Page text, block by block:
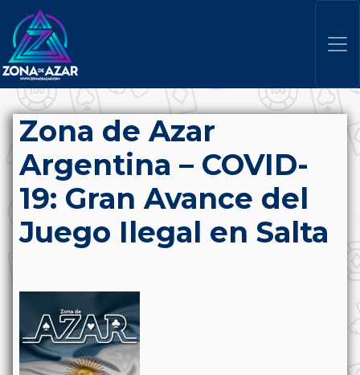
Zona de Azar
Argentina – COVID-
19: Gran Avance del
Juego Ilegal en Salta